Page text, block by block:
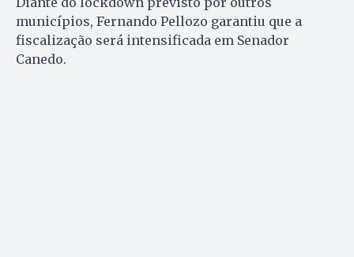
municípios, Fernando Pellozo garantiu que a
fiscalização será intensificada em Senador
Canedo.